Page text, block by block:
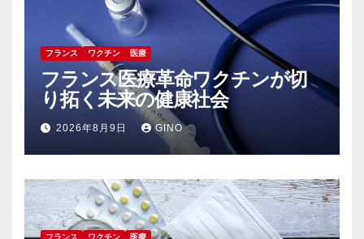
フランス ワクチン 医療
フランス医療革命ワクチンが切
り拓く未来の健康社会
2026年8月9日 GINO